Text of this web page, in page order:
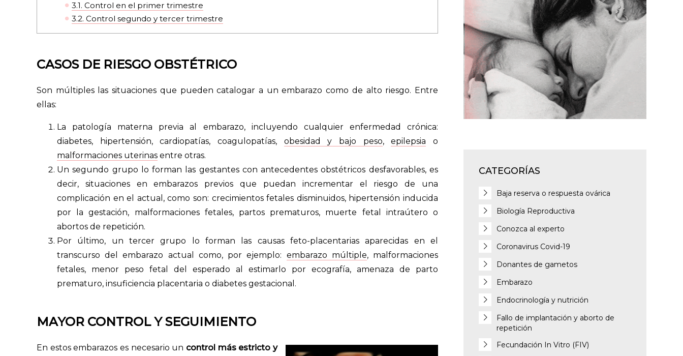
3.1. Control en el primer trimestre
3.2. Control segundo y tercer trimestre
CASOS DE RIESGO OBSTÉTRICO
Son múltiples las situaciones que pueden catalogar a un embarazo como de alto riesgo. Entre
ellas:
La patología materna previa al embarazo, incluyendo cualquier enfermedad crónica:
diabetes, hipertensión, cardiopatías, coagulopatías, obesidad y bajo peso,epilepsia o
malformaciones uterinas entre otras.
Un segundo grupo lo forman las gestantes con antecedentes obstétricos desfavorables, es
decir, situaciones en embarazos previos que puedan incrementar el riesgo de una
complicación en el actual, como son: crecimientos fetales disminuidos, hipertensión inducida
por la gestación, malformaciones fetales, partos prematuros, muerte fetal intraútero o
abortos de repetición.
Por último, un tercer grupo lo forman las causas feto-placentarias aparecidas en el
transcurso del embarazo actual como, por ejemplo: embarazo múltiple, malformaciones
fetales, menor peso fetal del esperado al estimarlo por ecografía, amenaza de parto
prematuro, insuficiencia placentaria o diabetes gestacional.
MAYOR CONTROL Y SEGUIMIENTO
En estos embarazos es necesario un control más estricto y
CATEGORÍAS
Baja reserva o respuesta ovárica
Biología Reproductiva
Conozca al experto
Coronavirus Covid-19
Donantes de gametos
Embarazo
Endocrinología y nutrición
Fallo de implantación y aborto de
repetición
Fecundación In Vitro (FIV)